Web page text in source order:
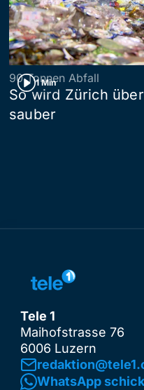
1 Min
90 Tonnen Abfall
So wird Zürich
sauber
Tele 1
Maihofstrasse 76
6006 Luzern
WhatsApp